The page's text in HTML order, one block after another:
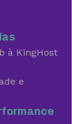
à KingHost
e